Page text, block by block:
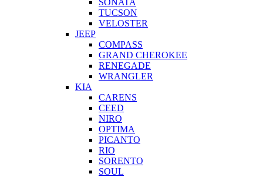
TUCSON
VELOSTER
JEEP
COMPASS
GRAND CHEROKEE
RENEGADE
WRANGLER
KIA
CARENS
CEED
NIRO
OPTIMA
PICANTO
RIO
SORENTO
SOUL